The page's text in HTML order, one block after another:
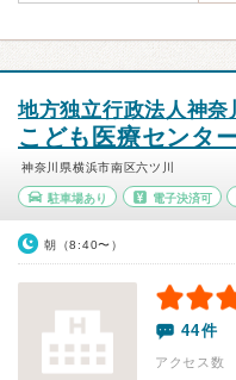
地方独立行政法人神奈
こども医療センタ
神奈川県横浜市南区六ツ川
駐車場あり 電子決済可
朝（8:40〜）
44件
アクセス数